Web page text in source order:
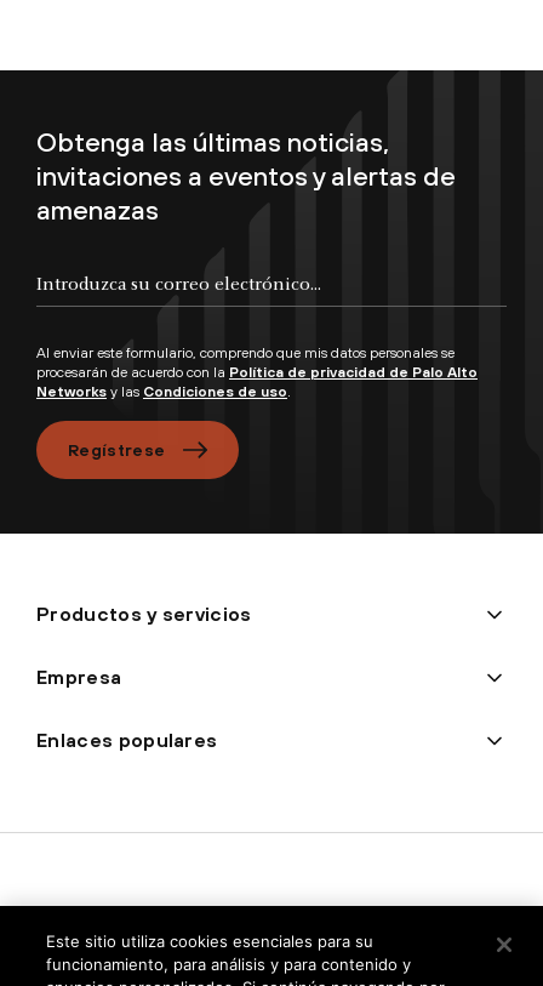
Obtenga las últimas noticias,
invitaciones a eventos y alertas de
amenazas
Al enviar este formulario, comprendo que mis datos personales se
procesarán de acuerdo con la Política de privacidad de Palo Alto
Networks y las Condiciones de uso.
Regístrese
Productos y servicios
Empresa
Enlaces populares
Este sitio utiliza cookies esenciales para su
funcionamiento, para análisis y para contenido y